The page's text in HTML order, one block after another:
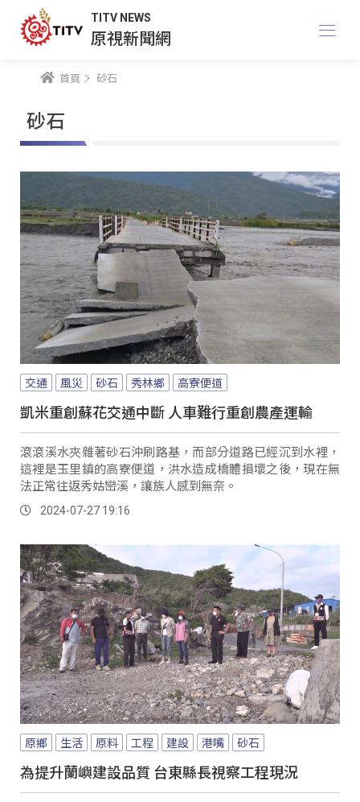
TITV NEWS
原視新聞網
首頁 砂石
砂石
交通 風災 砂石 秀林鄉 高寮便道
凱米重創蘇花交通中斷 人車難行重創農產運輸
滾滾溪水夾雜著砂石沖刷路基，而部分道路已經沉到水裡，
這裡是玉里鎮的高寮便道，洪水造成橋體損壞之後，現在無
法正常往返秀姑巒溪，讓族人感到無奈。
2024-07-27 19:16
原鄉 生活 原料 工程 建設 港嘴 砂石
為提升蘭嶼建設品質 台東縣長視察工程現況